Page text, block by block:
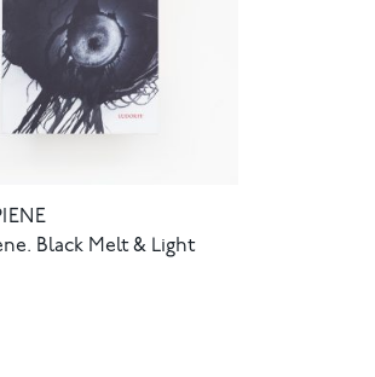
Black Melt & Light